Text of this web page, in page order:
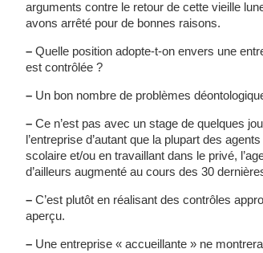
arguments contre le retour de cette vieille
avons arrêté pour de bonnes raisons.
– Quelle position adopte-t-on envers une
est contrôlée ?
– Un bon nombre de problèmes
– Ce n’est pas avec un stage de quelques
l’entreprise d’autant que la plupart des
scolaire et/ou en travaillant dans le privé,
d’ailleurs augmenté au cours des 30
– C’est plutôt en réalisant des contrôles
aperçu.
– Une entreprise « accueillante » ne